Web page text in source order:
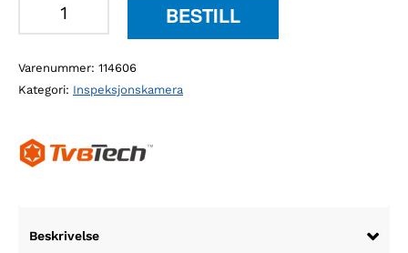
med
40-
kabel
og
antall
BESTILL
Varenummer: 114606
Kategori: Inspeksjonskamera
Beskrivelse